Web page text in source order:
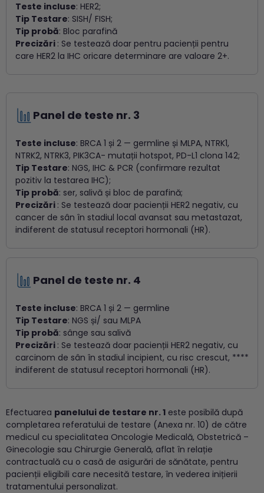
Teste incluse: HER2;
Tip Testare: SISH/ FISH;
Tip probă: Bloc parafină
Precizări : Se testează doar pentru pacienții pentru
care HER2 la IHC oricare determinare are valoare 2+.
Panel de teste nr. 3
Teste incluse: BRCA 1 și 2 — germline și MLPA, NTRK1,
NTRK2, NTRK3, PIK3CA- mutații hotspot, PD-L1 clona 142;
Tip Testare: NGS, IHC & PCR (confirmare rezultat
pozitiv la testarea IHC);
Tip probă: ser, salivă și bloc de parafină;
Precizări : Se testează doar pacienții HER2 negativ, cu
cancer de sân în stadiul local avansat sau metastazat,
indiferent de statusul receptori hormonali (HR).
Panel de teste nr. 4
Teste incluse: BRCA 1 și 2 — germline
Tip Testare: NGS și/ sau MLPA
Tip probă: sânge sau salivă
Precizări : Se testează doar pacienții HER2 negativ, cu
carcinom de sân în stadiul incipient, cu risc crescut, ****
indiferent de statusul receptori hormonali (HR).
Efectuarea panelului de testare nr. 1 este posibilă după
completarea referatului de testare (Anexa nr. 10) de către
medicul cu specialitatea Oncologie Medicală, Obstetrică –
Ginecologie sau Chirurgie Generală, aflat în relație
contractuală cu o casă de asigurări de sănătate, pentru
pacienții eligibili care necesită testare, în vederea inițierii
tratamentului personalizat.